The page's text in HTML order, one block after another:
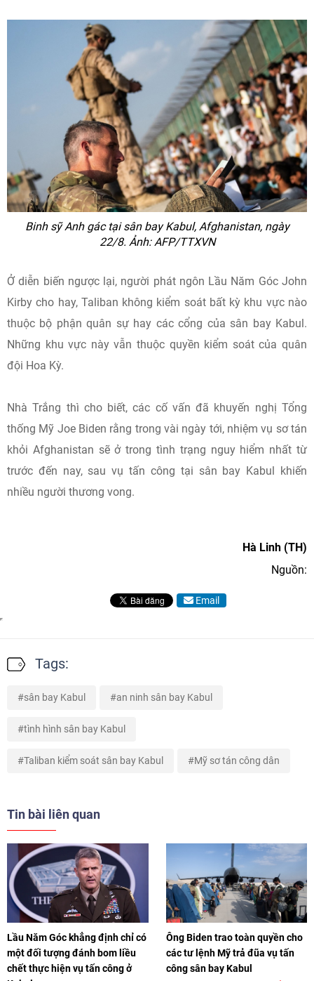
Binh sỹ Anh gác tại sân bay Kabul, Afghanistan, ngày
22/8. Ảnh: AFP/TTXVN
Ở diễn biến ngược lại, người phát ngôn Lầu Năm Góc John
Kirby cho hay, Taliban không kiểm soát bất kỳ khu vực nào
thuộc bộ phận quân sự hay các cổng của sân bay Kabul.
Những khu vực này vẫn thuộc quyền kiểm soát của quân
đội Hoa Kỳ.
Nhà Trắng thì cho biết, các cố vấn đã khuyến nghị Tổng
thống Mỹ Joe Biden rằng trong vài ngày tới, nhiệm vụ sơ tán
khỏi Afghanistan sẽ ở trong tình trạng nguy hiểm nhất từ
trước đến nay, sau vụ tấn công tại sân bay Kabul khiến
nhiều người thương vong.
Hà Linh (TH)
Nguồn:
Email
Tags:
sân bay Kabul an ninh sân bay Kabul
tình hình sân bay Kabul
Taliban kiểm soát sân bay Kabul Mỹ sơ tán công dân
Tin bài liên quan
Lầu Năm Góc khẳng định chỉ có
một đối tượng đánh bom liều
chết thực hiện vụ tấn công ở
Ông Biden trao toàn quyền cho
các tư lệnh Mỹ trả đũa vụ tấn
công sân bay Kabul